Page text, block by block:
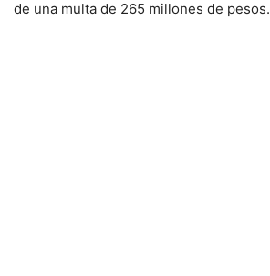
de una multa de 265 millones de pesos.